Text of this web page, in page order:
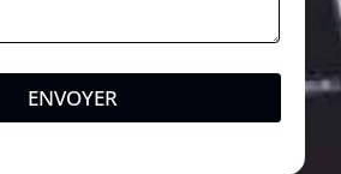
ENVOYER